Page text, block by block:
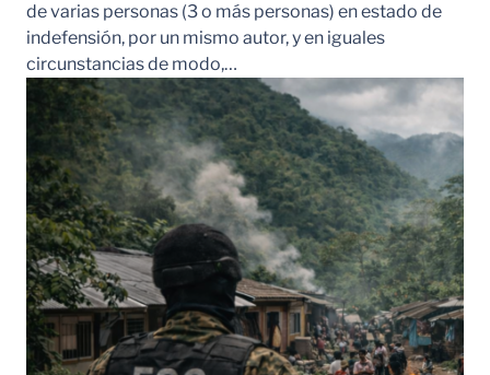
de varias personas (3 o más personas) en estado de
indefensión, por un mismo autor, y en iguales
circunstancias de modo,…